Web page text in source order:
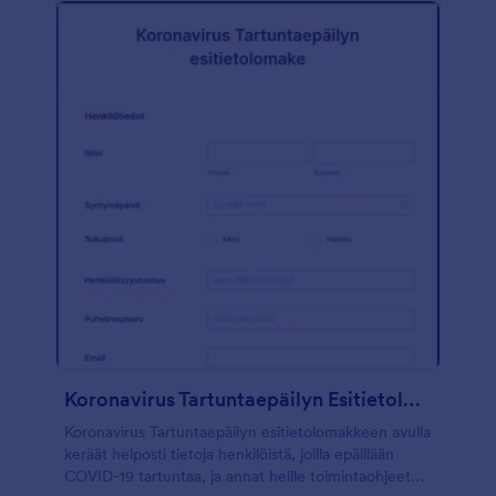
syötetaulukkoa tietojen keräämiseen. Voit helposti
vaihtaa logon, väriteeman, ja muokata kysymyksiä
Koronavirus Tartuntaepäilyn Esitietolomake
Koronavirus Tartuntaepäilyn esitietolomakkeen avulla
keräät helposti tietoja henkilöistä, joilla epäillään
COVID-19 tartuntaa, ja annat heille toimintaohjeet